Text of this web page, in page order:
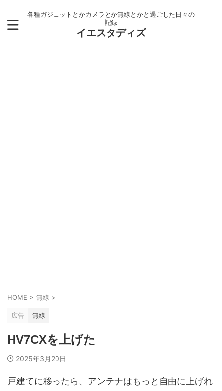
各種ガジェットとかカメラとか無線とかと過ごした日々の
記録
イエスタディズ
HOME > 無線 >
広告 無線
HV7CXを上げた
2025年3月20日
戸建てに移ったら、アンテナはもっと自由に上げれ